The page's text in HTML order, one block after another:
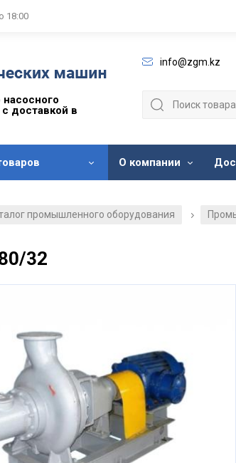
18:00
доставкой в
info@zgm.kz
О компании
промышленного оборудования /
32